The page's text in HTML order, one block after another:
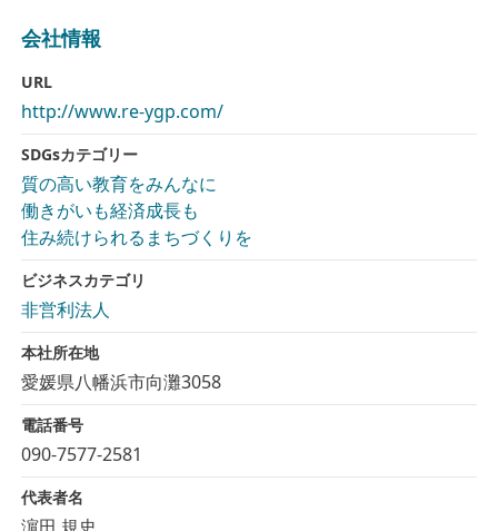
会社情報
URL
http://www.re-ygp.com/
SDGsカテゴリー
質の高い教育をみんなに
働きがいも経済成長も
住み続けられるまちづくりを
ビジネスカテゴリ
非営利法人
本社所在地
愛媛県八幡浜市向灘3058
電話番号
090-7577-2581
代表者名